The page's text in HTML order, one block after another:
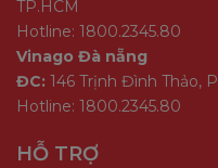
TP.HCM
Hotline: 1800.2345.80
Vinago Đà nẵng
ĐC: 146 Trịnh Đình Thảo,
Hotline: 1800.2345.80
HỖ TRỢ